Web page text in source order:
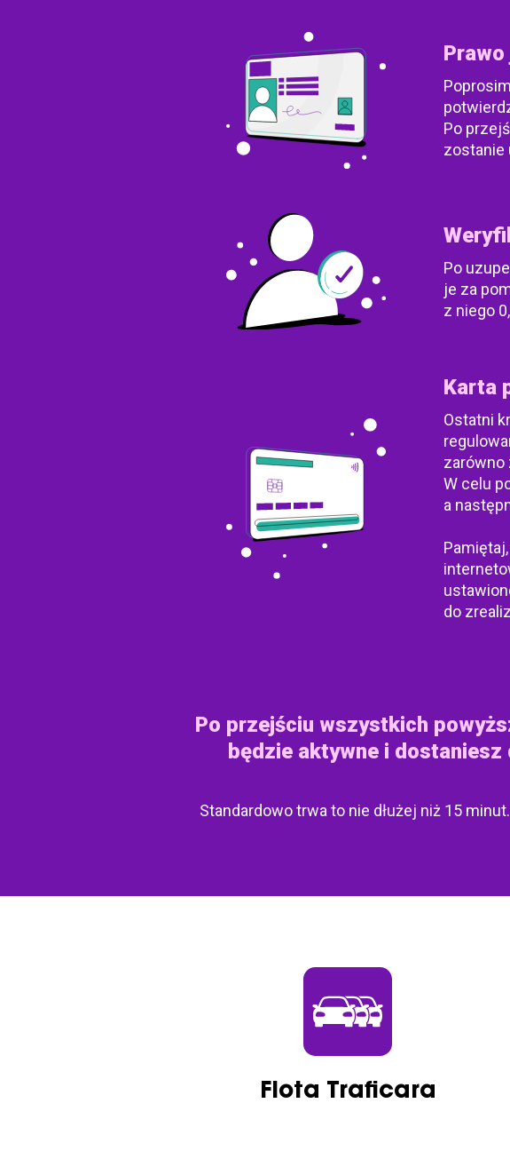
Po
zostanie
Po
je za
z niego
Karta
Ostatni
zarówno
W celu
a
do
Po przejściu wszystkich
będzie aktywne i
Standardowo trwa to nie dłużej niż 15
Flota Traficara